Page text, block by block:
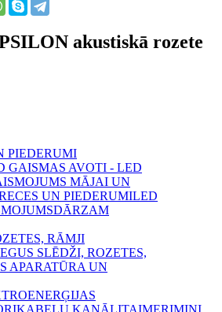
akustiskā rozete
PIEDERUMI
GAISMAS AVOTI - LED
MĀJAI UN
UN PIEDERUMILED
DĀRZAM
RĀMJI
SLĒDŽI, ROZETES,
APARATŪRA UN
KABEĻU KANĀLITAIMERIMINI